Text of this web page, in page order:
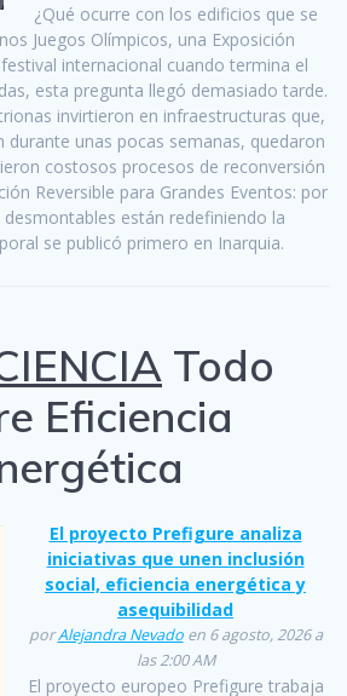
¿Qué ocurre con los edificios que se
Juegos Olímpicos, una Exposición
internacional cuando termina el
esta pregunta llegó demasiado tarde.
invirtieron en infraestructuras que,
durante unas pocas semanas, quedaron
costosos procesos de reconversión
Reversible para Grandes Eventos: por
están redefiniendo la
se publicó primero en Inarquia.
Todo
Eficiencia
El proyecto Prefigure analiza
iniciativas que unen inclusión
social, eficiencia energética y
asequibilidad
porAlejandra Nevadoen 6 agosto, 2026 a
las 2:00 AM
El proyecto europeo Prefigure trabaja